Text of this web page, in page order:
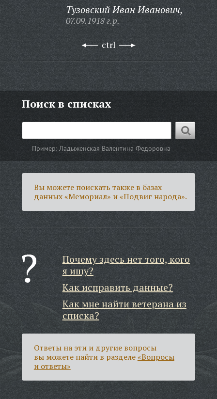
Тузовский Иван Иванович,
07.09.1918 г.р.
ctrl
Поиск в списках
Пример:Ладыженская Валентина Федоровна
Вы можете поискать также в базах
данных «Мемориал» и «Подвиг народа».
Почему здесь нет того, кого
я ищу?
Как исправить данные?
Как мне найти ветерана из
списка?
Ответы на эти и другие вопросы
вы можете найти в разделе«Вопросы
и ответы»